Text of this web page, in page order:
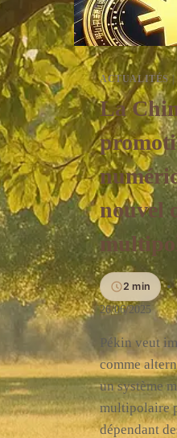
ACTUALITÉS|
La
nouvel
2 min
26/06/2025
Pékin veut
comme
un système
multipolaire
dépendant